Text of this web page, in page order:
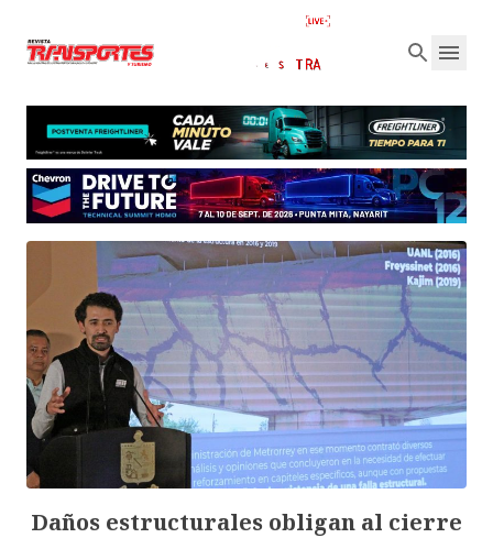
Daños estructurales obligan al cierre